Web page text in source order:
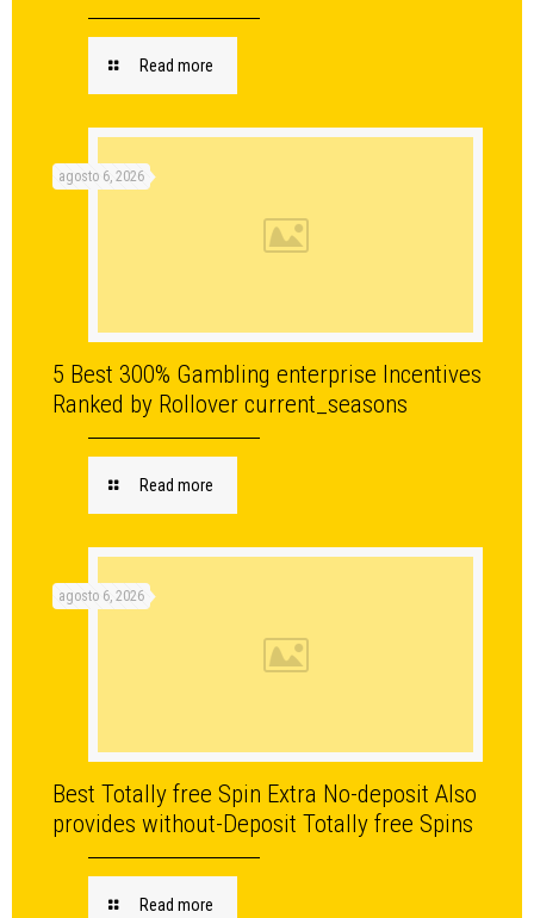
Read more
agosto 6, 2026
5 Best 300% Gambling enterprise Incentives
Ranked by Rollover current_seasons
Read more
agosto 6, 2026
Best Totally free Spin Extra No-deposit Also
provides without-Deposit Totally free Spins
Read more